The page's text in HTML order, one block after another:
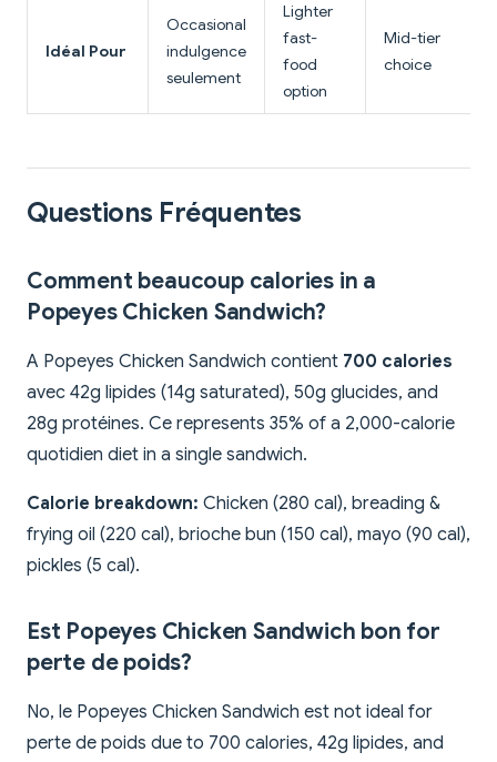
Idéal Pour
Occasional
indulgence
seulement
Lighter
fast-
food
option
Mid-tier
choice
Questions Fréquentes
Comment beaucoup calories in a
Popeyes Chicken Sandwich?
A Popeyes Chicken Sandwich contient 700 calories
avec 42g lipides (14g saturated), 50g glucides, and
28g protéines. Ce represents 35% of a 2,000-calorie
quotidien diet in a single sandwich.
Calorie breakdown: Chicken (280 cal), breading &
frying oil (220 cal), brioche bun (150 cal), mayo (90 cal),
pickles (5 cal).
Est Popeyes Chicken Sandwich bon for
perte de poids?
No, le Popeyes Chicken Sandwich est not ideal for
perte de poids due to 700 calories, 42g lipides, and